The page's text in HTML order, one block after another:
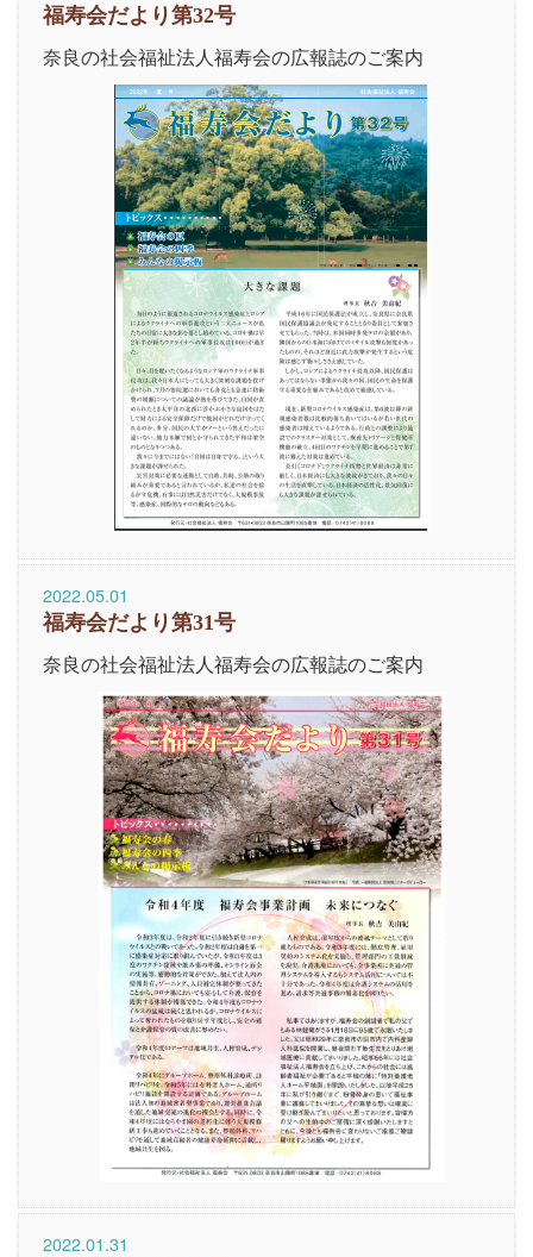
福寿会だより第32号
奈良の社会福祉法人福寿会の広報誌のご案内
2022.05.01
福寿会だより第31号
奈良の社会福祉法人福寿会の広報誌のご案内
2022.01.31